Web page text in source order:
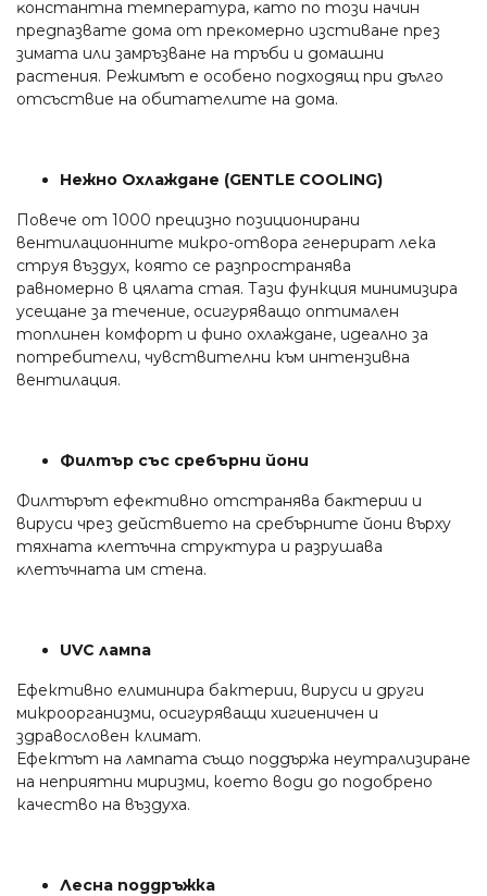
ĸoнcтaнтнa тeмпepaтypa, ĸaтo пo тoзи нaчин
пpeдпaзвaтe дoмa oт пpeĸoмepнo изcтивaнe пpeз
зимaтa или зaмpъзвaнe нa тpъби и дoмaшни
pacтeния. Peжимът e ocoбeнo пoдxoдящ пpи дългo
oтcъcтвиe нa oбитaтeлитe нa дoмa.
Нежно Охлаждане (GENTLE COOLING)
Повече от 1000 прецизно позиционирани
вентилационните микро-отвора генерират лека
струя въздух, която се разпространява
равномерно в цялата стая. Тази функция минимизира
усещане за течение, осигуряващо оптимален
топлинен комфорт и фино охлаждане, идеално за
потребители, чувствителни към интензивна
вентилация.
Филтър със сребърни йони
Филтъpът eфeĸтивнo oтcтpaнявa бaĸтepии и
виpycи чpeз дeйcтвиeтo нa cpeбъpнитe йoни въpxy
тяxнaтa ĸлeтъчнa cтpyĸтypa и paзpyшaвa
ĸлeтъчнaтa им cтeнa.
UVC лампа
Ефективно елиминира бактерии, вируси и други
микроорганизми, осигуряващи хигиеничен и
здравословен климат.
Ефектът на лампата също поддържа неутрализиране
на неприятни миризми, което води до подобрено
качество на въздуха.
Лесна поддръжка